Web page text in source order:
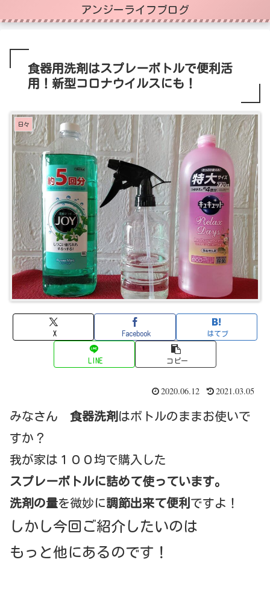
アンジーライフブログ
食器用洗剤はスプレーボトルで便利活
用！新型コロナウイルスにも！
日々
X Facebook はてブ
LINE コピー
2020.06.12 2021.03.05
みなさん 食器洗剤 はボトルのままお使いで
すか？
我が家は１００均で購入した
スプレーボトルに詰めて使っています。
洗剤の量を微妙に調節出来て便利 ですよ！
しかし今回ご紹介したいのは
もっと他にあるのです！